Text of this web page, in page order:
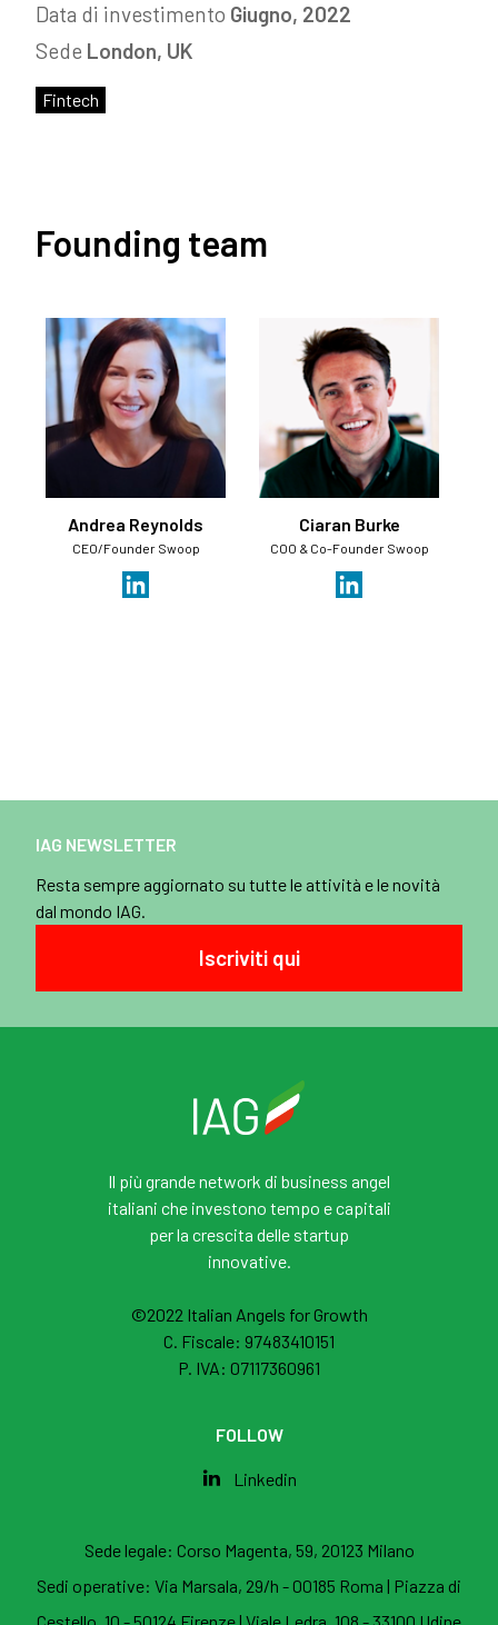
Data di investimento Giugno, 2022
Sede London, UK
Fintech
Founding team
Andrea Reynolds
CEO/Founder Swoop
Ciaran Burke
COO & Co-Founder Swoop
IAG NEWSLETTER
Resta sempre aggiornato su tutte le attività e le novità
dal mondo IAG.
Iscriviti qui
Il più grande network di business angel
italiani che investono tempo e capitali
per la crescita delle startup
innovative.
©2022 Italian Angels for Growth
C. Fiscale: 97483410151
P. IVA: 07117360961
FOLLOW
Linkedin
Sede legale: Corso Magenta, 59, 20123 Milano
Sedi operative: Via Marsala, 29/h - 00185 Roma | Piazza di